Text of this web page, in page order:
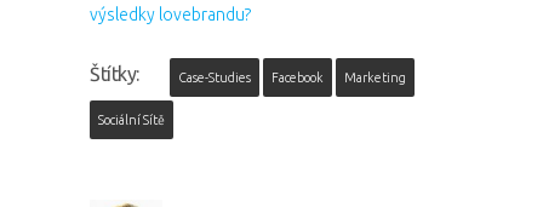
výsledky lovebrandu?
Štítky: Case-Studies Facebook Marketing
Sociální Sítě